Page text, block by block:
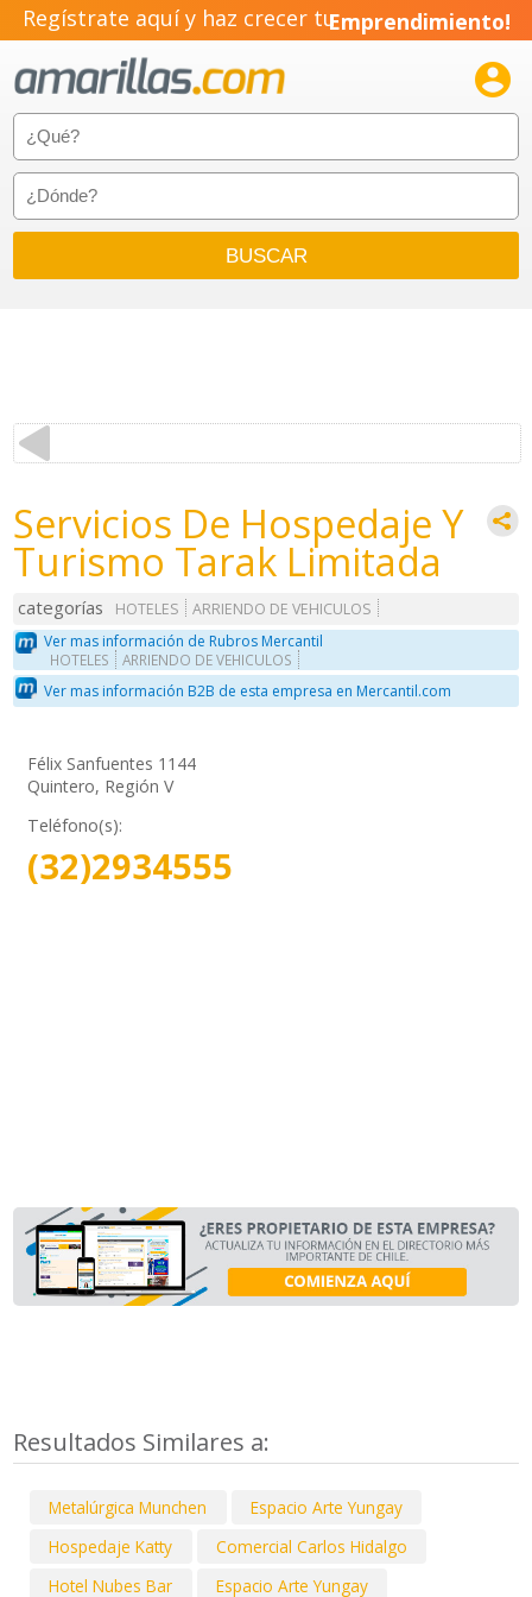
Regístrate aquí y haz crecer tuEmprendimiento!

Servicios De Hospedaje Y
Turismo Tarak Limitada
categorías HOTELES
ARRIENDO DE VEHICULOS
Ver mas información de Rubros Mercantil
HOTELES ARRIENDO DE VEHICULOS
Ver mas información B2B de esta empresa en Mercantil.com
Félix Sanfuentes 1144
Quintero, Región V
Teléfono(s):
(32)2934555
Resultados Similares a:
Metalúrgica Munchen
Espacio Arte Yungay
Hospedaje Katty
Comercial Carlos Hidalgo
Hotel Nubes Bar
Espacio Arte Yungay